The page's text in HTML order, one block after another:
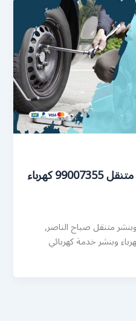
كراج صباح الناصر | كراج متنقل 99007355 كهرباء
متنقل صباح الناصر,
وبنشر خدمة كهربائي